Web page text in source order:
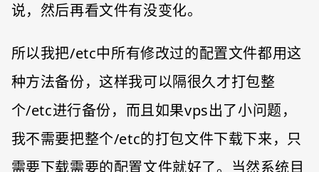
说，然后再看文件有没变化。
所以我把/etc中所有修改过的配置文件都用这
种方法备份，这样我可以隔很久才打包整
个/etc进行备份，而且如果vps出了小问题，
我不需要把整个/etc的打包文件下载下来，只
需要下载需要的配置文件就好了。当然系统目